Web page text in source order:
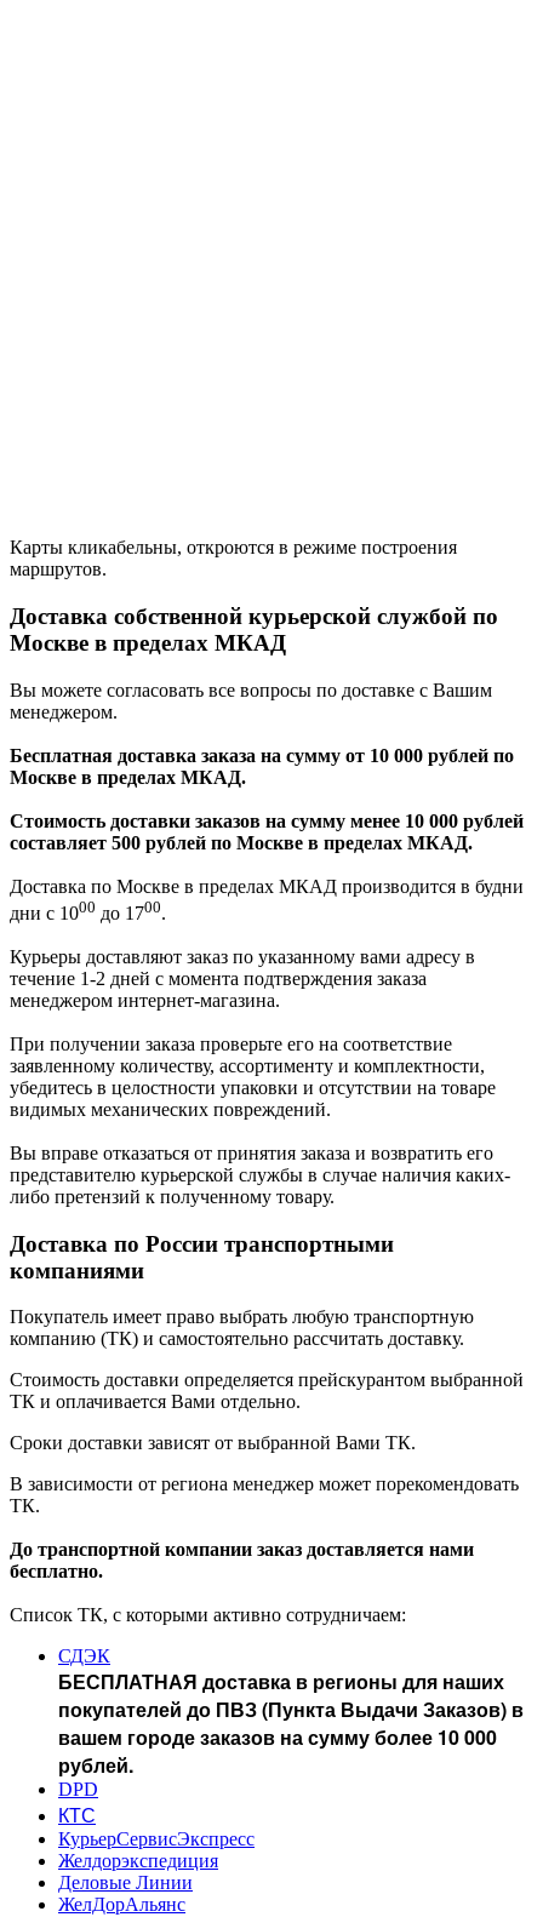
Карты кликабельны, откроются в режиме построения
маршрутов.
Доставка собственной курьерской службой по
Москве в пределах МКАД
Вы можете согласовать все вопросы по доставке с Вашим
менеджером.
Бесплатная доставка заказа на сумму от 10 000 рублей по
Москве в пределах МКАД.
Стоимость доставки заказов на сумму менее 10 000 рублей
составляет 500 рублей по Москве в пределах МКАД.
Доставка по Москве в пределах МКАД производится в будни
дни с 1000 до 1700.
Курьеры доставляют заказ по указанному вами адресу в
течение 1-2 дней с момента подтверждения заказа
менеджером интернет-магазина.
При получении заказа проверьте его на соответствие
заявленному количеству, ассортименту и комплектности,
убедитесь в целостности упаковки и отсутствии на товаре
видимых механических повреждений.
Вы вправе отказаться от принятия заказа и возвратить его
представителю курьерской службы в случае наличия каких-
либо претензий к полученному товару.
Доставка по России транспортными
компаниями
Покупатель имеет право выбрать любую транспортную
компанию (ТК) и самостоятельно рассчитать доставку.
Стоимость доставки определяется прейскурантом выбранной
ТК и оплачивается Вами отдельно.
Сроки доставки зависят от выбранной Вами ТК.
В зависимости от региона менеджер может порекомендовать
ТК.
До транспортной компании заказ доставляется нами
бесплатно.
Список ТК, с которыми активно сотрудничаем:
СДЭК
БЕСПЛАТНАЯ доставка в регионы для наших
покупателей до ПВЗ (Пункта Выдачи Заказов) в
вашем городе заказов на сумму более 10 000
рублей.
DPD
КТС
КурьерСервисЭкспресс
Желдорэкспедиция
Деловые Линии
ЖелДорАльянс